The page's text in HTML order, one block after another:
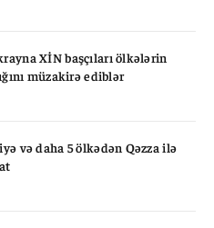
XİN başçıları ölkələrin
müzakirə ediblər
və daha 5 ölkədən Qəzza ilə